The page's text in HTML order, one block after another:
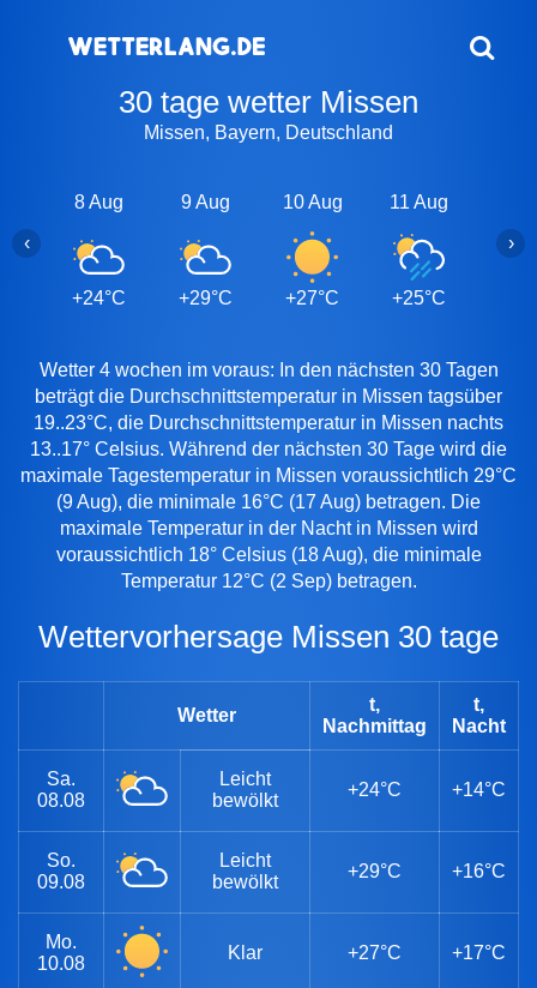
30 tage wetter Missen
Missen, Bayern, Deutschland
8 Aug
+24°C
9 Aug
+29°C
10 Aug
+27°C
11 Aug
+25°C
‹ ›
Wetter 4 wochen im voraus: In den nächsten 30 Tagen
beträgt die Durchschnittstemperatur in Missen tagsüber
19..23°C, die Durchschnittstemperatur in Missen nachts
13..17° Celsius. Während der nächsten 30 Tage wird die
maximale Tagestemperatur in Missen voraussichtlich 29°C
(9 Aug), die minimale 16°C (17 Aug) betragen. Die
maximale Temperatur in der Nacht in Missen wird
voraussichtlich 18° Celsius (18 Aug), die minimale
Temperatur 12°C (2 Sep) betragen.
Wettervorhersage Missen 30 tage
Wetter
t,
Nachmittag
t,
Nacht
Sa.
08.08
Leicht
bewölkt
+24°C +14°C
So.
09.08
Leicht
bewölkt
+29°C +16°C
Mo.
10.08
Klar +27°C +17°C